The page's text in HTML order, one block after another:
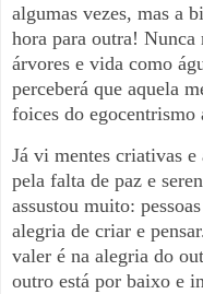
algumas vezes, mas a
hora para outra! Nunca
árvores e vida como
perceberá que aquela
foices do egocentrismo
Já vi mentes criativas e
pela falta de paz e
assustou muito:
alegria de criar e
valer é na alegria do
outro está por baixo e